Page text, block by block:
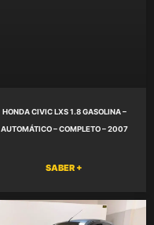
HONDA CIVIC LXS 1.8 GASOLINA –
AUTOMÁTICO – COMPLETO – 2007
SABER +